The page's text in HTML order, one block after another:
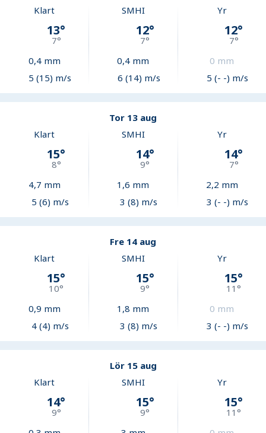
Klart
13°
7°
0,4mm
5 (15) m/s
SMHI
12°
7°
0,4 mm
6 (14) m/s
Yr
12°
7°
0 mm
5 (- -) m/s
Tor 13 aug
Klart
15°
8°
4,7 mm
5 (6) m/s
SMHI
14°
9°
1,6 mm
3 (8) m/s
Yr
14°
7°
2,2 mm
3 (- -) m/s
Fre 14 aug
Klart
15°
10°
0,9 mm
4 (4) m/s
SMHI
15°
9°
1,8 mm
3 (8) m/s
Yr
15°
11°
0 mm
3 (- -) m/s
Lör 15 aug
Klart
14°
9°
SMHI
15°
9°
Yr
15°
11°